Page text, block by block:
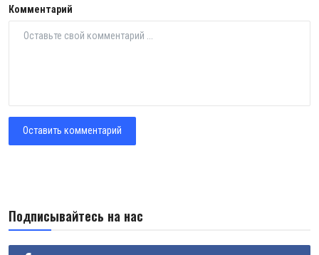
Комментарий
Оставить комментарий
Подписывайтесь на нас